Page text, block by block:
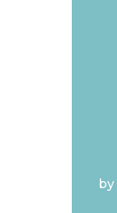
by